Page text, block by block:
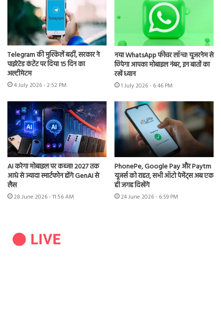
Telegram की मुश्किलें बढ़ीं, सरकार ने
पाइरेटेड कंटेंट पर दिया 15 दिन का
अल्टीमेटम
4 July 2026 - 2:52 PM
नया WhatsApp फीचर लॉन्च! यूजरनेम से
छिपेगा आपका मोबाइल नंबर, इन बातों का
रखें ध्यान
1 July 2026 - 6:46 PM
AI करेगा मोबाइल पर कब्जा! 2027 तक
आधे से ज्यादा स्मार्टफोन होंगे GenAI से
लैस
28 June 2026 - 11:56 AM
PhonePe, Google Pay और Paytm
यूजर्स को राहत, सभी ऑटो पेमेंट्स अब एक
ही जगह दिखेंगे
24 June 2026 - 6:59 PM